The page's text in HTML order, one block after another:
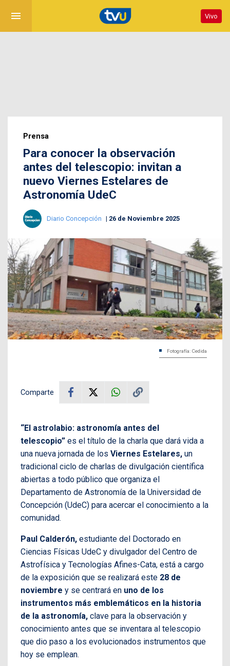
menu Vivo
Prensa
Para conocer la observación
antes del telescopio: invitan a
nuevo Viernes Estelares de
Astronomía UdeC
Diario Concepción 26 de Noviembre 2025
Fotografía: Cedida
Comparte
“El astrolabio: astronomía antes del
telescopio” es el título de la charla que dará vida a
una nueva jornada de los Viernes Estelares, un
tradicional ciclo de charlas de divulgación científica
abiertas a todo público que organiza el
Departamento de Astronomía de la Universidad de
Concepción (UdeC) para acercar el conocimiento a la
comunidad.
Paul Calderón, estudiante del Doctorado en
Ciencias Físicas UdeC y divulgador del Centro de
Astrofísica y Tecnologías Afines-Cata, está a cargo
de la exposición que se realizará este 28 de
noviembre y se centrará en uno de los
instrumentos más emblemáticos en la historia
de la astronomía, clave para la observación y
conocimiento antes que se inventara al telescopio
que dio paso a los evolucionados instrumentos que
hoy se emplean.